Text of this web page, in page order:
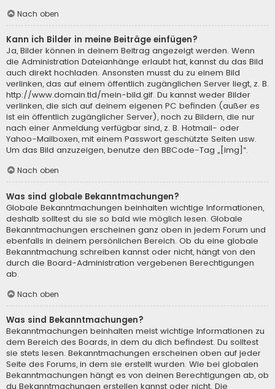
Nach oben
Kann ich Bilder in meine Beiträge einfügen?
Ja, Bilder können in deinem Beitrag angezeigt werden. Wenn
die Administration Dateianhänge erlaubt hat, kannst du das Bild
auch direkt hochladen. Ansonsten musst du zu einem Bild
verlinken, das auf einem öffentlich zugänglichen Server liegt, z. B.
http://www.domain.tld/mein-bild.gif. Du kannst weder Bilder
verlinken, die sich auf deinem eigenen PC befinden (außer es
ist ein öffentlich zugänglicher Server), noch zu Bildern, die nur
nach einer Anmeldung verfügbar sind, z. B. Hotmail- oder
Yahoo-Mailboxen, mit einem Passwort geschützte Seiten usw.
Um das Bild anzuzeigen, benutze den BBCode-Tag „[img]“.
Nach oben
Was sind globale Bekanntmachungen?
Globale Bekanntmachungen beinhalten wichtige Informationen,
deshalb solltest du sie so bald wie möglich lesen. Globale
Bekanntmachungen erscheinen ganz oben in jedem Forum und
ebenfalls in deinem persönlichen Bereich. Ob du eine globale
Bekanntmachung schreiben kannst oder nicht, hängt von den
durch die Board-Administration vergebenen Berechtigungen
ab.
Nach oben
Was sind Bekanntmachungen?
Bekanntmachungen beinhalten meist wichtige Informationen zu
dem Bereich des Boards, in dem du dich befindest. Du solltest
sie stets lesen. Bekanntmachungen erscheinen oben auf jeder
Seite des Forums, in dem sie erstellt wurden. Wie bei globalen
Bekanntmachungen hängt es von deinen Berechtigungen ab, ob
du Bekanntmachungen erstellen kannst oder nicht. Die